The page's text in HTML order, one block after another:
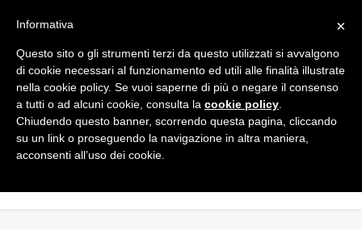
×
Informativa
Questo sito o gli strumenti terzi da questo utilizzati si avvalgono
di cookie necessari al funzionamento ed utili alle finalità illustrate
nella cookie policy. Se vuoi saperne di più o negare il consenso
a tutti o ad alcuni cookie, consulta la cookie policy
Chiudendo questo banner, scorrendo questa pagina, cliccando
su un link o proseguendo la navigazione in altra maniera,
acconsenti all’uso dei cookie.